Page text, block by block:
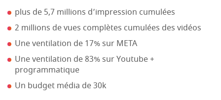
plus de 5,7 millions d’impression cumulées
2 millions de vues complètes cumulées des vidéos
Une ventilation de 17% sur META
Une ventilation de 83% sur Youtube +
programmatique
Un budget média de 30k